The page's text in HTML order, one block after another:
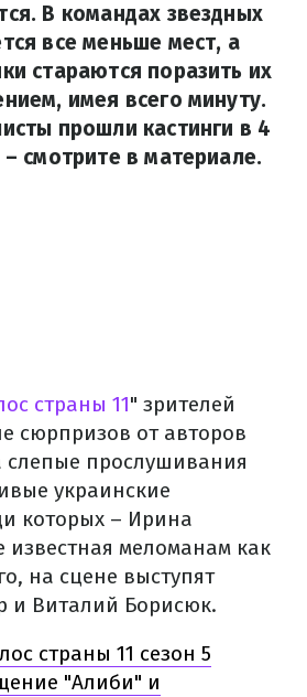
В командах звездных
все меньше мест, а
стараются поразить их
имея всего минуту.
прошли кастинги в 4
смотрите в материале.
страны 11" зрителей
сюрпризов от авторов
слепые прослушивания
украинские
которых – Ирина
известная меломанам как
на сцене выступят
и Виталий Борисюк.
страны 11 сезон 5
"Алиби" и